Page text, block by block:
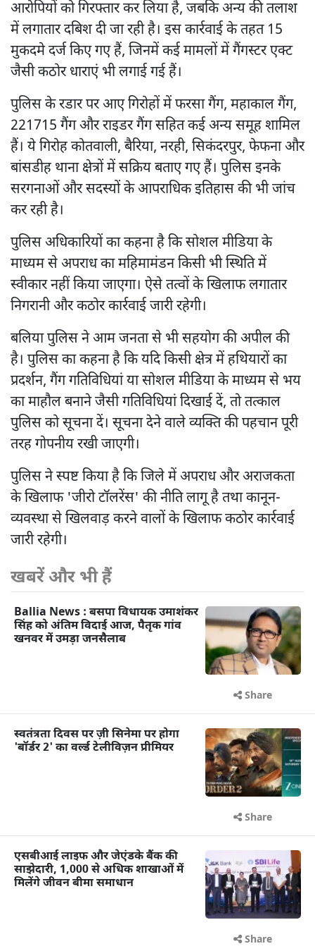
आरोपियों को गिरफ्तार कर लिया है, जबकि अन्य की तलाश
में लगातार दबिश दी जा रही है। इस कार्रवाई के तहत 15
मुकदमे दर्ज किए गए हैं, जिनमें कई मामलों में गैंगस्टर एक्ट
जैसी कठोर धाराएं भी लगाई गई हैं।
पुलिस के रडार पर आए गिरोहों में फरसा गैंग, महाकाल गैंग,
221715 गैंग और राइडर गैंग सहित कई अन्य समूह शामिल
हैं। ये गिरोह कोतवाली, बैरिया, नरही, सिकंदरपुर, फेफना और
बांसडीह थाना क्षेत्रों में सक्रिय बताए गए हैं। पुलिस इनके
सरगनाओं और सदस्यों के आपराधिक इतिहास की भी जांच
कर रही है।
पुलिस अधिकारियों का कहना है कि सोशल मीडिया के
माध्यम से अपराध का महिमामंडन किसी भी स्थिति में
स्वीकार नहीं किया जाएगा। ऐसे तत्वों के खिलाफ लगातार
निगरानी और कठोर कार्रवाई जारी रहेगी।
बलिया पुलिस ने आम जनता से भी सहयोग की अपील की
है। पुलिस का कहना है कि यदि किसी क्षेत्र में हथियारों का
प्रदर्शन, गैंग गतिविधियां या सोशल मीडिया के माध्यम से भय
का माहौल बनाने जैसी गतिविधियां दिखाई दें, तो तत्काल
पुलिस को सूचना दें। सूचना देने वाले व्यक्ति की पहचान पूरी
तरह गोपनीय रखी जाएगी।
पुलिस ने स्पष्ट किया है कि जिले में अपराध और अराजकता
के खिलाफ 'जीरो टॉलरेंस' की नीति लागू है तथा कानून-
व्यवस्था से खिलवाड़ करने वालों के खिलाफ कठोर कार्रवाई
जारी रहेगी।
खबरें और भी हैं
Ballia News : बसपा विधायक उमाशंकर
सिंह को अंतिम विदाई आज, पैतृक गांव
खनवर में उमड़ा जनसैलाब
Share
स्वतंत्रता दिवस पर ज़ी सिनेमा पर होगा
'बॉर्डर 2' का वर्ल्ड टेलीविज़न प्रीमियर
Share
एसबीआई लाइफ और जेएंडके बैंक की
साझेदारी, 1,000 से अधिक शाखाओं में
मिलेंगे जीवन बीमा समाधान
Share